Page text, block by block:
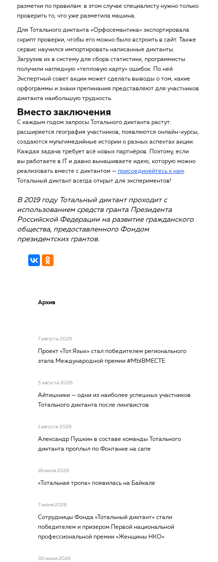
разметки по правилам: в этом случае специалисту нужно только
проверить то, что уже разметила машина.
Для Тотального диктанта «Орфосемантика» экспортировала
скрипт проверки, чтобы его можно было встроить в сайт. Также
сервис научился импортировать написанные диктанты.
Загрузив их в систему для сбора статистики, программисты
получили наглядную «тепловую карту» ошибок. По ней
Экспертный совет акции может сделать выводы о том, какие
орфограммы и знаки препинания представляют для участников
диктанта наибольшую трудность.
Вместо заключения
С каждым годом запросы Тотального диктанта растут:
расширяется география участников, появляются онлайн-курсы,
создаются мультимедийные истории о разных аспектах акции.
Каждая задача требует всё новых партнёров. Поэтому, если
вы работаете в IT и давно вынашиваете идею, которую можно
реализовать вместе с диктантом — присоединяйтесь к нам.
Тотальный диктант всегда открыт для экспериментов!
В 2019 году Тотальный диктант проходит с
использованием средств гранта Президента
Российской Федерации на развитие гражданского
общества, предоставленного Фондом
президентских грантов.
Архив
7 августа 2026
Проект «Тот.Язык» стал победителем регионального
этапа Международной премии #МЫВМЕСТЕ
5 августа 2026
Айтишники — одни из наиболее успешных участников
Тотального диктанта после лингвистов
1 августа 2026
Александр Пушкин в составе команды Тотального
диктанта проплыл по Фонтанке на сапе
18 июля 2026
«Тотальная тропа» появилась на Байкале
7 июля 2026
Сотрудницы Фонда «Тотальный диктант» стали
победителем и призером Первой национальной
профессиональной премии «Женщины НКО»
30 июня 2026